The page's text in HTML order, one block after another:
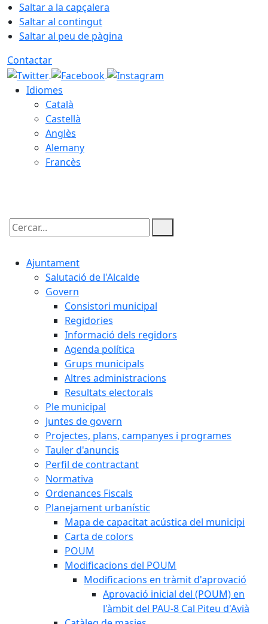
Saltar a la capçalera
Saltar al contingut
Saltar al peu de pàgina
Contactar
Idiomes
Català
Castellà
Anglès
Alemany
Francès
Cercar:
Ajuntament
Salutació de l'Alcalde
Govern
Consistori municipal
Regidories
Informació dels regidors
Agenda política
Grups municipals
Altres administracions
Resultats electorals
Ple municipal
Juntes de govern
Projectes, plans, campanyes i programes
Tauler d'anuncis
Perfil de contractant
Normativa
Ordenances Fiscals
Planejament urbanístic
Mapa de capacitat acústica del municipi
Carta de colors
POUM
Modificacions del POUM
Modificacions en tràmit d'aprovació
Aprovació inicial del (POUM) en
l'àmbit del PAU-8 Cal Piteu d'Avià